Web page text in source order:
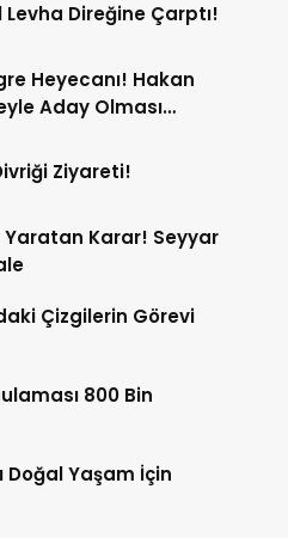
Direğine Çarptı!
Heyecanı! Hakan
Aday Olması
Ziyareti!
Yaratan Karar! Seyyar
Çizgilerin Görevi
800 Bin
Doğal Yaşam İçin